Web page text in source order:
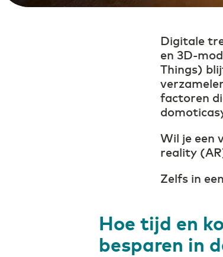
Transport &
Sneller
digitalisering
Digitale
en 3D-
Things)
factoren
Wil je een
reality
Zelfs in
Hoe tijd en
besparen in